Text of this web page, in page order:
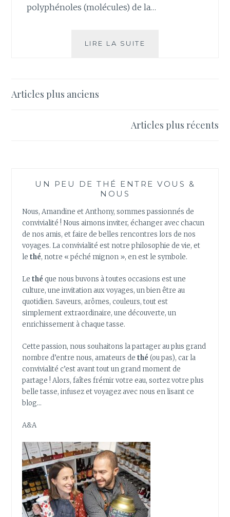
polyphénoles (molécules) de la…
LIRE LA SUITE
Navigation
Articles plus anciens
Articles plus récents
UN PEU DE THÉ ENTRE VOUS &
NOUS
Nous, Amandine et Anthony, sommes passionnés de
convivialité ! Nous aimons inviter, échanger avec chacun
de nos amis, et faire de belles rencontres lors de nos
voyages. La convivialité est notre philosophie de vie, et
lethé, notre « péché mignon », en est le symbole.
Lethé que nous buvons à toutes occasions est une
culture, une invitation aux voyages, un bien être au
quotidien. Saveurs, arômes, couleurs, tout est
simplement extraordinaire, une découverte, un
enrichissement à chaque tasse.
Cette passion, nous souhaitons la partager au plus grand
nombre d’entre nous, amateurs de thé (ou pas), car la
convivialité c’est avant tout un grand moment de
partage ! Alors, faîtes frémir votre eau, sortez votre plus
belle tasse, infusez et voyagez avec nous en lisant ce
blog…
A&A